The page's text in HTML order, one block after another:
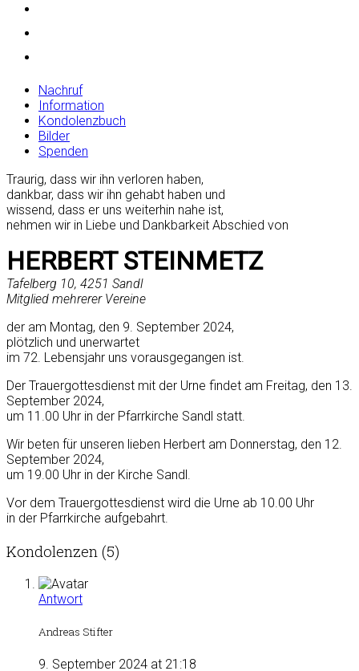
Nachruf
Information
Kondolenzbuch
Bilder
Spenden
Traurig, dass wir ihn verloren haben,
dankbar, dass wir ihn gehabt haben und
wissend, dass er uns weiterhin nahe ist,
nehmen wir in Liebe und Dankbarkeit Abschied von
HERBERT STEINMETZ
Tafelberg 10, 4251 Sandl
Mitglied mehrerer Vereine
der am Montag, den 9. September 2024,
plötzlich und unerwartet
im 72. Lebensjahr uns vorausgegangen ist.
Der Trauergottesdienst mit der Urne findet am Freitag, den 13.
September 2024,
um 11.00 Uhr in der Pfarrkirche Sandl statt.
Wir beten für unseren lieben Herbert am Donnerstag, den 12.
September 2024,
um 19.00 Uhr in der Kirche Sandl.
Vor dem Trauergottesdienst wird die Urne ab 10.00 Uhr
in der Pfarrkirche aufgebahrt.
Kondolenzen (5)
Antwort
Andreas Stifter
9. September 2024 at 21:18